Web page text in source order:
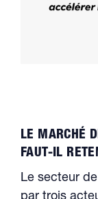
LE MARCHÉ
FAUT-IL
Le secteur